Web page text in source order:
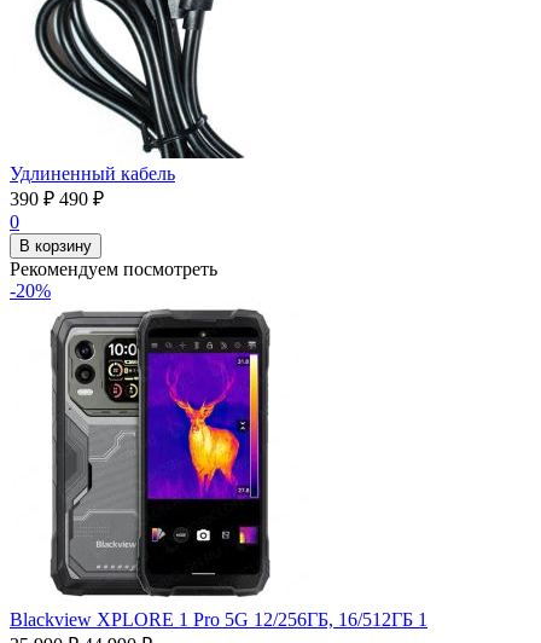
Удлиненный кабель
390 ₽ 490 ₽
0
В корзину
Рекомендуем посмотреть
-20%
Blackview XPLORE 1 Pro 5G 12/256ГБ, 16/512ГБ 1